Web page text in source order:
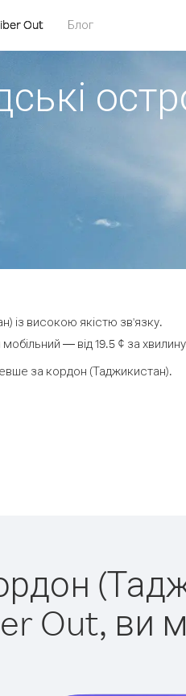
Out Блог
із високою якістю зв'язку.
— від 19.5 ¢ за
за кордон (Таджикистан).
Out, ви